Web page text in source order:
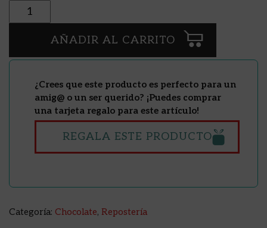
Cantidad
AÑADIR AL CARRITO
¿Crees que este producto es perfecto para un
amig@ o un ser querido? ¡Puedes comprar
una tarjeta regalo para este artículo!
REGALA ESTE PRODUCTO
Categoría: Chocolate, Repostería